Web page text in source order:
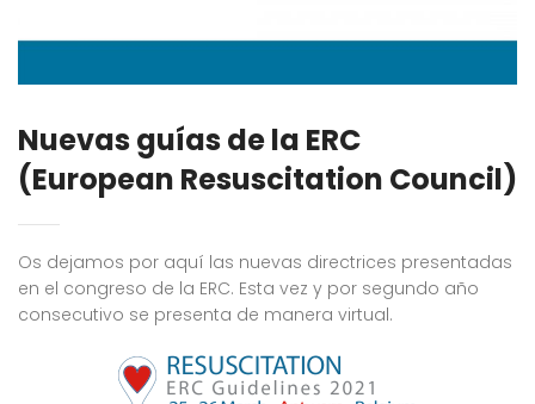
Nuevas guías de la ERC
(European Resuscitation Council)
Os dejamos por aquí las nuevas directrices presentadas
en el congreso de la ERC. Esta vez y por segundo año
consecutivo se presenta de manera virtual.